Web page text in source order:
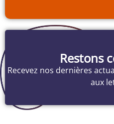
Restons
Recevez nos dernières
aux